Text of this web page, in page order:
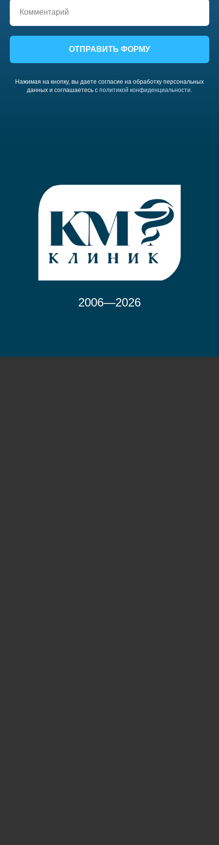
ОТПРАВИТЬ ФОРМУ
Нажимая на кнопку, вы даете согласие на обработку персональных
данных и соглашаетесь c политикой конфиденциальности
2006—2026